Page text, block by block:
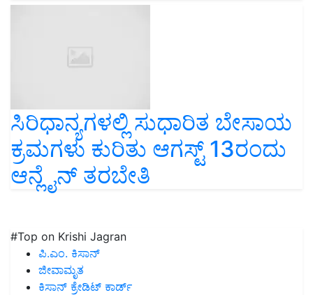
ಸಿರಿಧಾನ್ಯಗಳಲ್ಲಿ ಸುಧಾರಿತ ಬೇಸಾಯ
ಕ್ರಮಗಳು ಕುರಿತು ಆಗಸ್ಟ್ 13ರಂದು
ಆನ್ಲೈನ್ ತರಬೇತಿ
#Top on Krishi Jagran
ಪಿ.ಎಂ. ಕಿಸಾನ್
ಜೀವಾಮೃತ
ಕಿಸಾನ್ ಕ್ರೇಡಿಟ್ ಕಾರ್ಡ್